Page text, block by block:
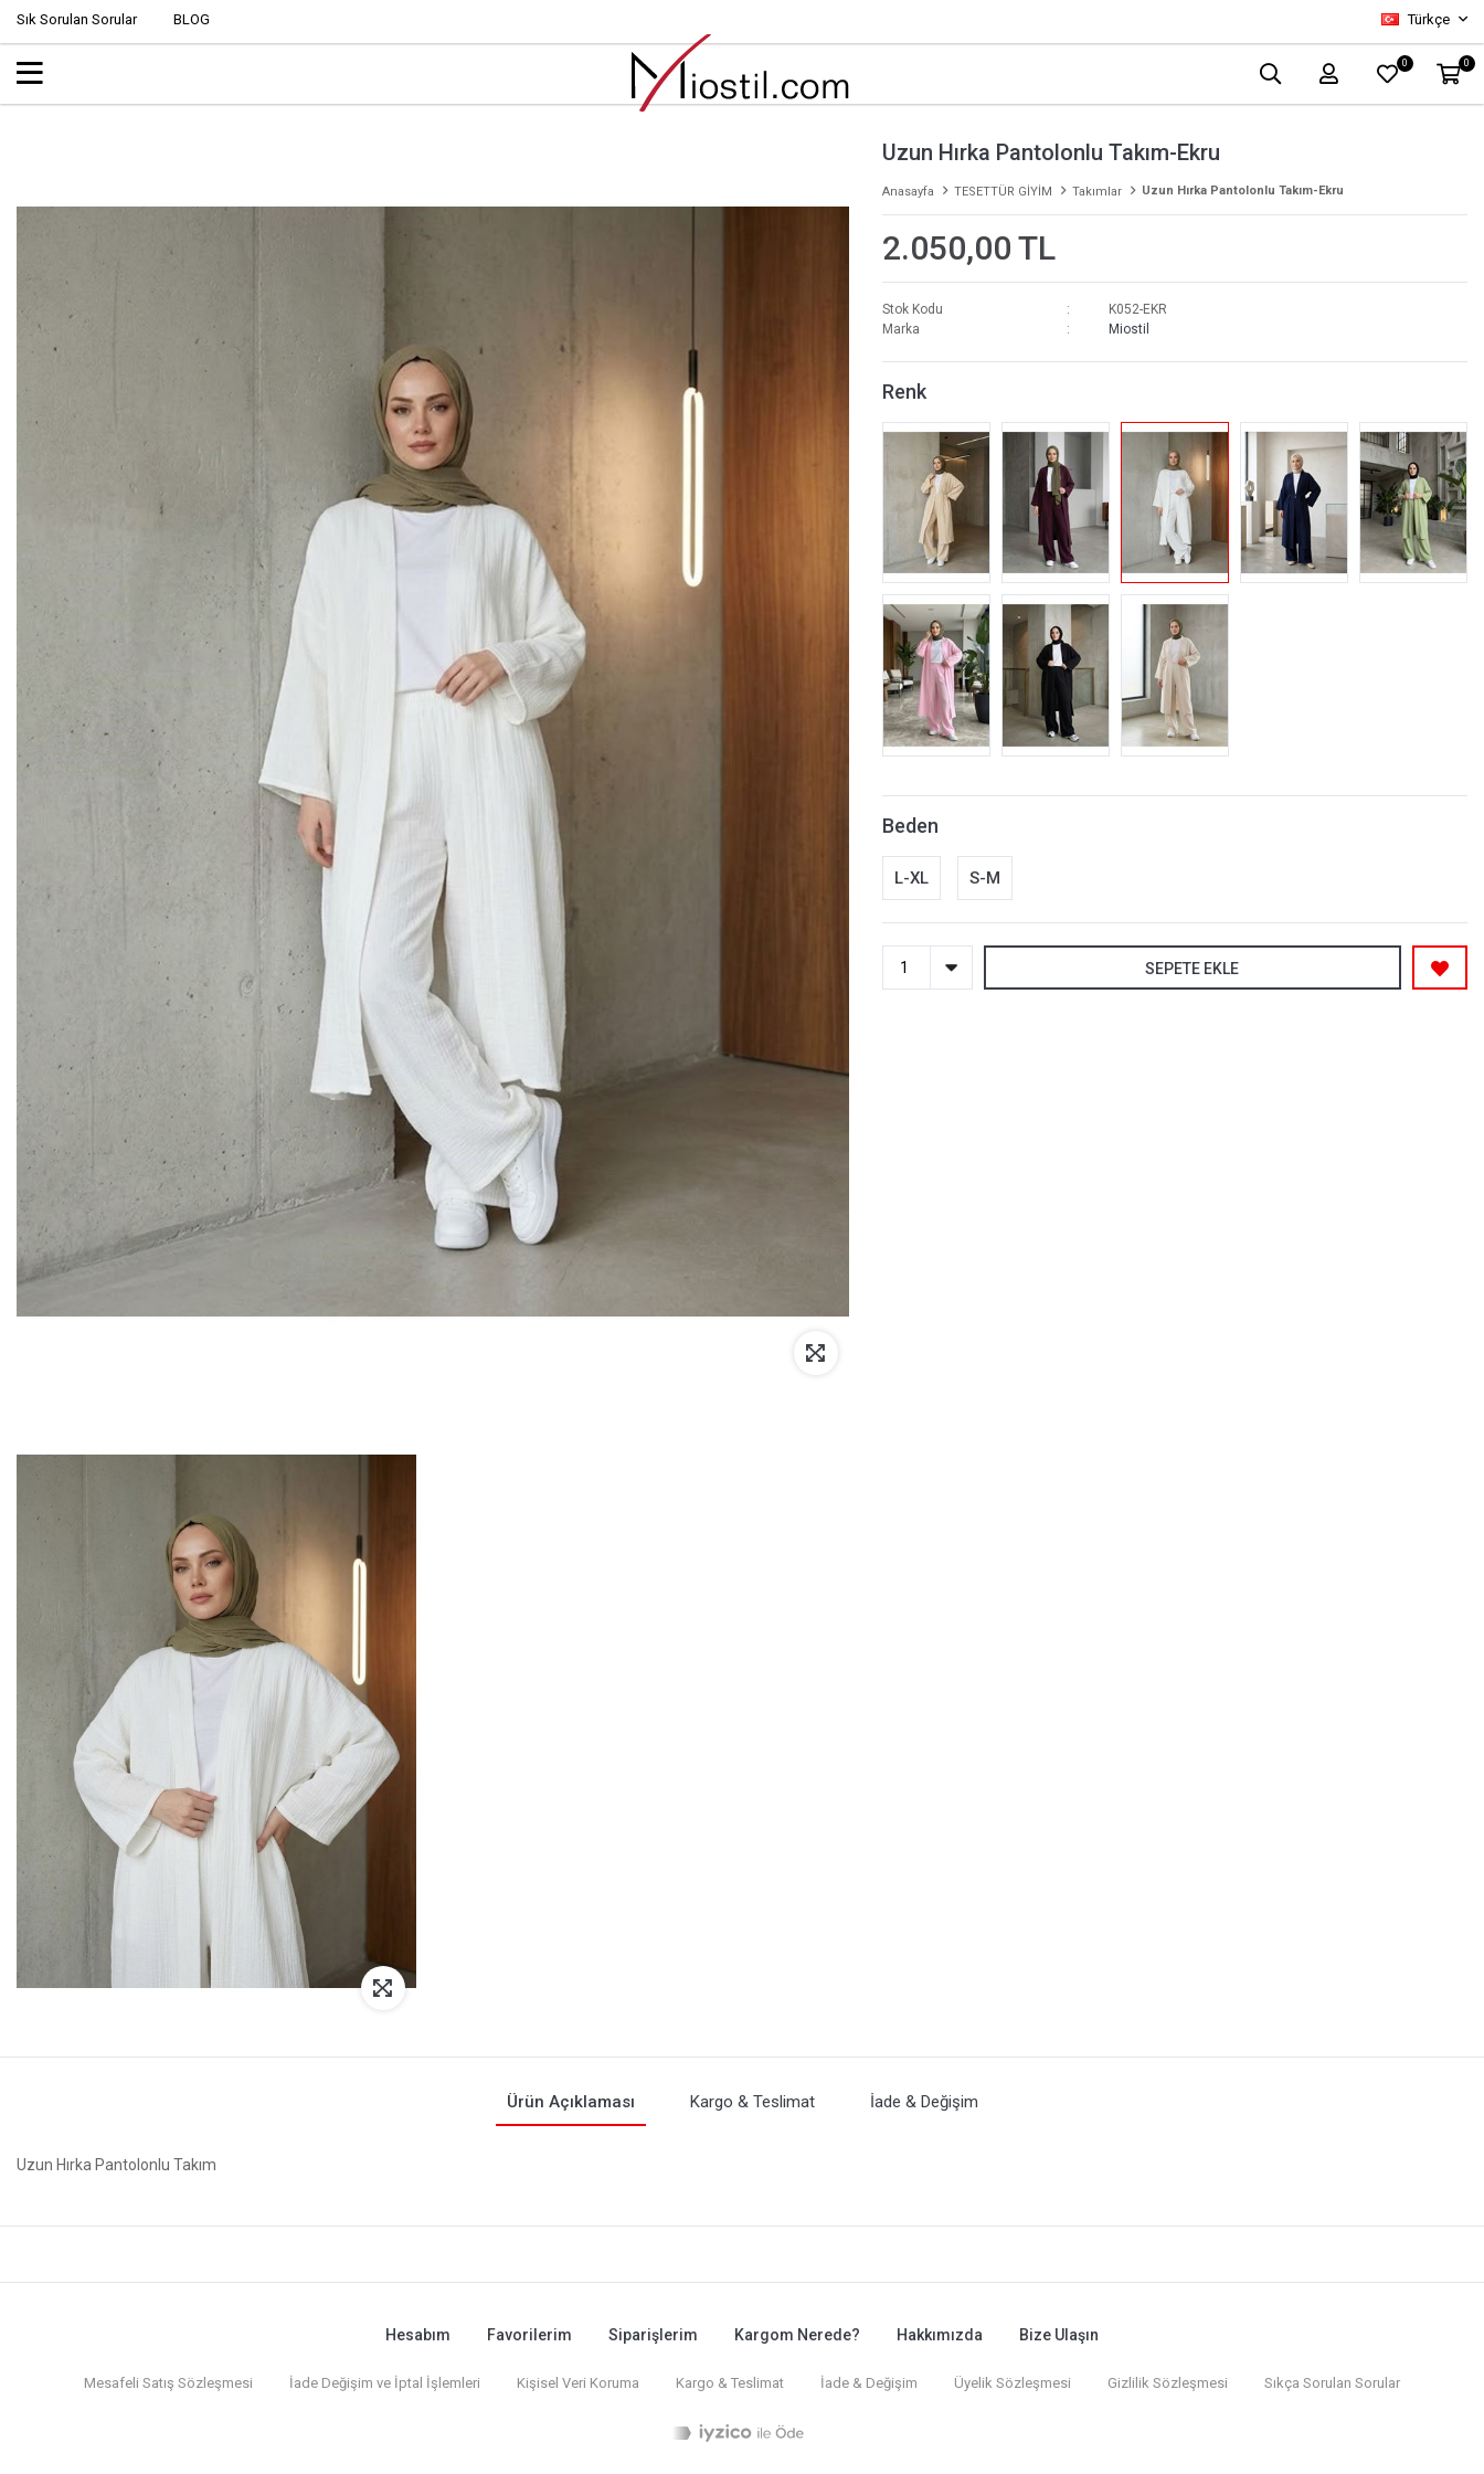
Sık Sorulan Sorular BLOG Türkçe
0 0
Uzun Hırka Pantolonlu Takım-Ekru
Anasayfa TESETTÜR GİYİM Takımlar Uzun Hırka Pantolonlu Takım-Ekru
2.050,00 TL
Stok Kodu
K052-EKR
Marka
Miostil
Renk
Beden
L-XL S-M
SEPETE EKLE
Ürün Açıklaması Kargo & Teslimat İade & Değişim
Uzun Hırka Pantolonlu Takım
Hesabım Favorilerim Siparişlerim Kargom Nerede? Hakkımızda Bize Ulaşın
Mesafeli Satış Sözleşmesi İade Değişim ve İptal İşlemleri Kişisel Veri Koruma Kargo & Teslimat İade & Değişim Üyelik Sözleşmesi Gizlilik Sözleşmesi Sıkça Sorulan Sorular